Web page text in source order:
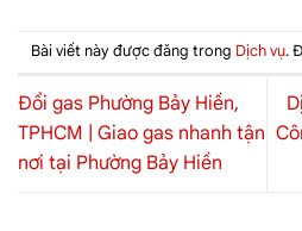
Bài viết này được đăng trong Dịch vụ.
Đổi gas Phường Bảy Hiền,
TPHCM | Giao gas nhanh tận
nơi tại Phường Bảy Hiền